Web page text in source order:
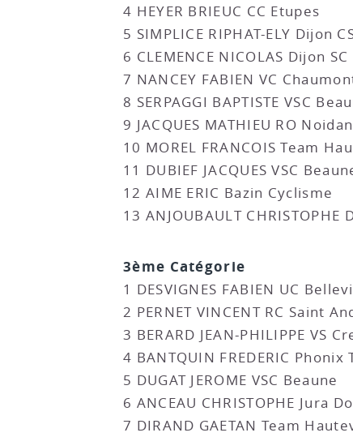
4 HEYER BRIEUC CC Etupes
5 SIMPLICE RIPHAT-ELY Dijon
6 CLEMENCE NICOLAS Dijon SC
7 NANCEY FABIEN VC
8 SERPAGGI BAPTISTE VSC
9 JACQUES MATHIEU RO
10 MOREL FRANCOIS Team
11 DUBIEF JACQUES VSC
12 AIME ERIC Bazin Cyclisme
13 ANJOUBAULT CHRISTOPHE
3ème Catégorie
1 DESVIGNES FABIEN UC
2 PERNET VINCENT RC Saint
3 BERARD JEAN-PHILIPPE VS
4 BANTQUIN FREDERIC Phonix
5 DUGAT JEROME VSC Beaune
6 ANCEAU CHRISTOPHE Jura
7 DIRAND GAETAN Team